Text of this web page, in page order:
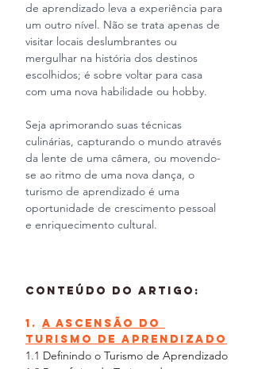
de aprendizado leva a experiência para
um outro nível. Não se trata apenas de
visitar locais deslumbrantes ou
mergulhar na história dos destinos
escolhidos; é sobre voltar para casa
com uma nova habilidade ou hobby.
Seja aprimorando suas técnicas
culinárias, capturando o mundo através
da lente de uma câmera, ou movendo-
se ao ritmo de uma nova dança, o
turismo de aprendizado é uma
oportunidade de crescimento pessoal
e enriquecimento cultural.
Conteúdo do Artigo:
1. A Ascensão do
Turismo de Aprendizado
1.1 Definindo o Turismo de Aprendizado